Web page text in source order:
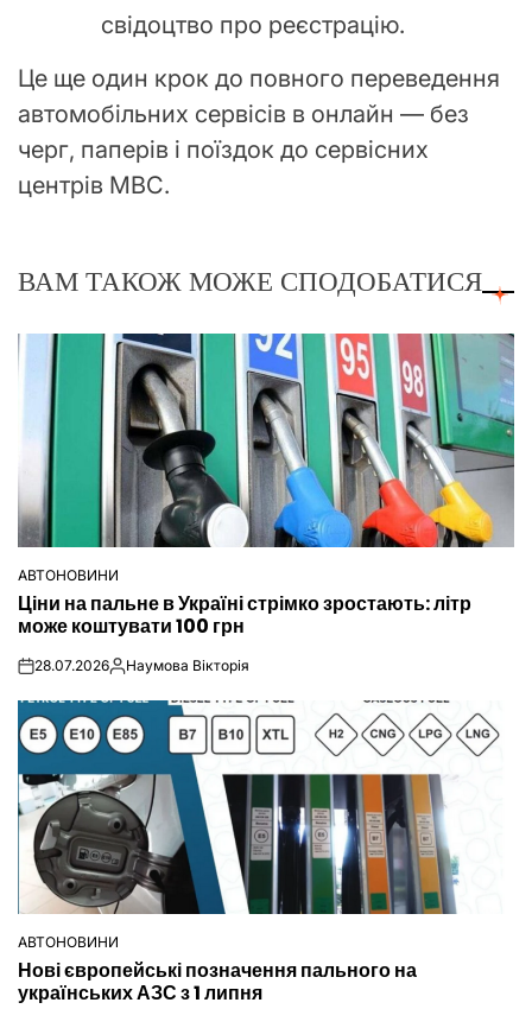
свідоцтво про реєстрацію.
Це ще один крок до повного переведення
автомобільних сервісів в онлайн — без
черг, паперів і поїздок до сервісних
центрів МВС.
ВАМ ТАКОЖ МОЖЕ СПОДОБАТИСЯ
ОПУБЛІКУВАТИ
У
АВТОНОВИНИ
Ціни на пальне в Україні стрімко зростають: літр
може коштувати 100 грн
on28.07.2026Опубліковано
Наумова Вікторія
ОПУБЛІКУВАТИ
У
АВТОНОВИНИ
Нові європейські позначення пального на
українських АЗС з 1 липня